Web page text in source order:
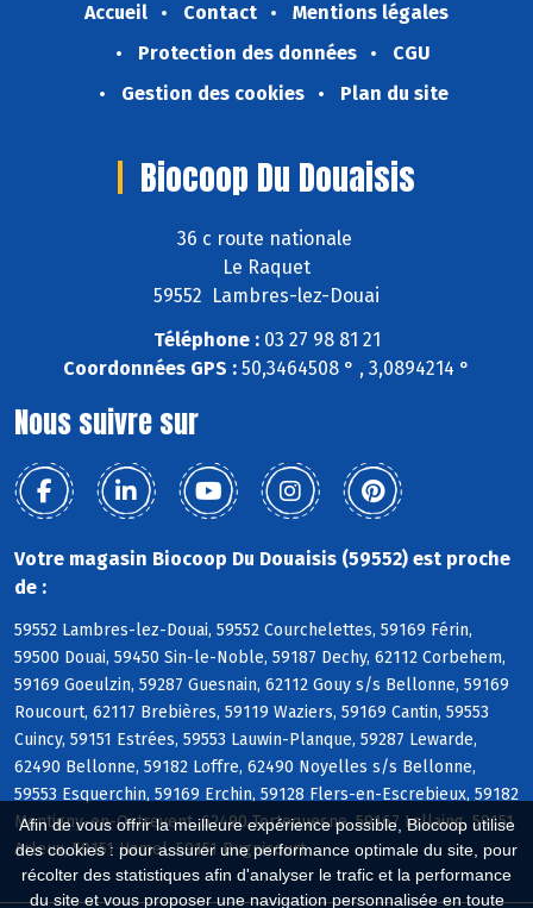
Afin de vous offrir la meilleure expérience possible, Biocoop utilise
des cookies : pour assurer une performance optimale du site, pour
récolter des statistiques afin d'analyser le trafic et la performance
du site et vous proposer une navigation personnalisée en toute
Accueil Contact
Mentions légales
Protection des données
CGU
Gestion des cookies
Plan du site
Biocoop Du Douaisis
36 c route nationale
Le Raquet
59552 Lambres-lez-Douai
Téléphone :03 27 98 81 21
Coordonnées GPS : 50,3464508 ° , 3,0894214 °
Nous suivre sur
Votre magasin Biocoop Du Douaisis (59552) est proche
de :
59552 Lambres-lez-Douai, 59552 Courchelettes, 59169 Férin,
59500 Douai, 59450 Sin-le-Noble, 59187 Dechy, 62112 Corbehem,
59169 Goeulzin, 59287 Guesnain, 62112 Gouy s/s Bellonne, 59169
Roucourt, 62117 Brebières, 59119 Waziers, 59169 Cantin, 59553
Cuincy, 59151 Estrées, 59553 Lauwin-Planque, 59287 Lewarde,
62490 Bellonne, 59182 Loffre, 62490 Noyelles s/s Bellonne,
59553 Esquerchin, 59169 Erchin, 59128 Flers-en-Escrebieux, 59182
Montigny-en-Ostrevent, 62490 Tortequesne, 59167 Lallaing, 59151
Arleux, 59151 Hamel, 59151 Bugnicourt